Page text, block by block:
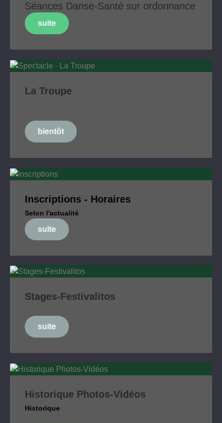
Séances Danse-Santé sur ordonnance
suite
La Troupe
bientôt
Inscriptions - Horaires
Selon l'actualité
suite
Stages-Festivalitos
suite
Historique Photos-Vidéos
Historique